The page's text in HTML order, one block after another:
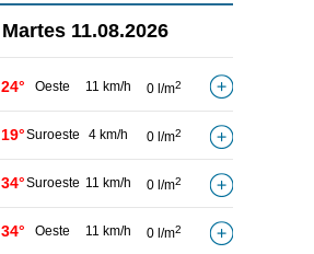
Martes 11.08.2026
24° Oeste 11 km/h 0 l/m2
19°Suroeste 4 km/h 0 l/m2
34°Suroeste 11 km/h 0 l/m2
34° Oeste 11 km/h 0 l/m2